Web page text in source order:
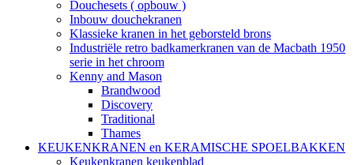
Douchesets ( opbouw )
Inbouw douchekranen
Klassieke kranen in het geborsteld brons
Industriële retro badkamerkranen van de Macbath 1950
serie in het chroom
Kenny and Mason
Brandwood
Discovery
Traditional
Thames
KEUKENKRANEN en KERAMISCHE SPOELBAKKEN
Keukenkranen keukenblad